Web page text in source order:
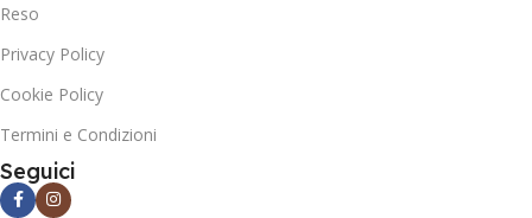
Reso
Privacy Policy
Cookie Policy
Termini e Condizioni
Seguici